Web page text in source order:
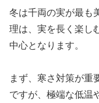
冬は千両の実が最も
理は、実を長く楽し
中心となります。
まず、寒さ対策が重
ですが、極端な低温